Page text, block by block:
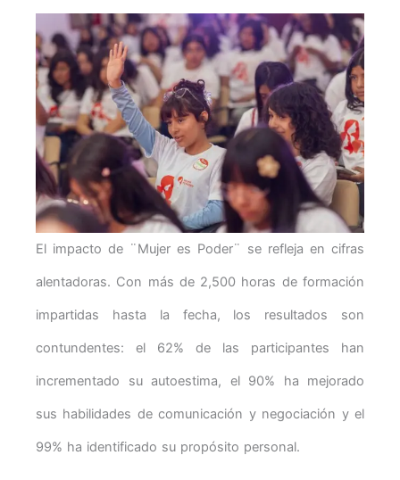
El impacto de ¨Mujer es Poder¨ se refleja en cifras
alentadoras. Con más de 2,500 horas de formación
impartidas hasta la fecha, los resultados son
contundentes: el 62% de las participantes han
incrementado su autoestima, el 90% ha mejorado
sus habilidades de comunicación y negociación y el
99% ha identificado su propósito personal.